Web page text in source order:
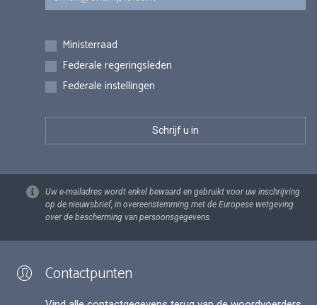
Inschrijvingen
Ministerraad
Federale regeringsleden
Federale instellingen
Uw e-mailadres wordt enkel bewaard en gebruikt voor uw inschrijving
op de nieuwsbrief, in overeenstemming met de Europese wetgeving
over de bescherming van persoonsgegevens.
Contactpunten